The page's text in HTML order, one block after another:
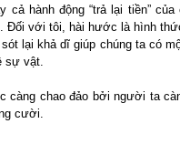
cả hành động “trả lại tiền”
Đối với tôi, hài hước là hình
lại khả dĩ giúp chúng ta có
sự vật.
càng chao đảo bởi người ta
cười.